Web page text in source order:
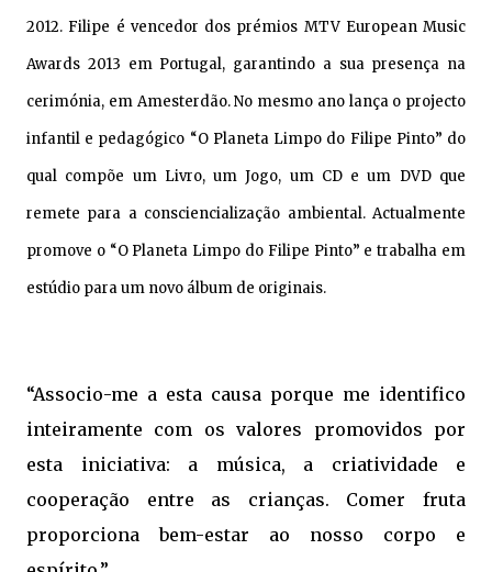
2012. Filipe é vencedor dos prémios MTV European Music
Awards 2013 em Portugal, garantindo a sua presença na
cerimónia, em Amesterdão. No mesmo ano lança o projecto
infantil e pedagógico “O Planeta Limpo do Filipe Pinto” do
qual compõe um Livro, um Jogo, um CD e um DVD que
remete para a consciencialização ambiental. Actualmente
promove o “O Planeta Limpo do Filipe Pinto” e trabalha em
estúdio para um novo álbum de originais.
“Associo-me a esta causa porque me identifico
inteiramente com os valores promovidos por
esta iniciativa: a música, a criatividade e
cooperação entre as crianças. Comer fruta
proporciona bem-estar ao nosso corpo e